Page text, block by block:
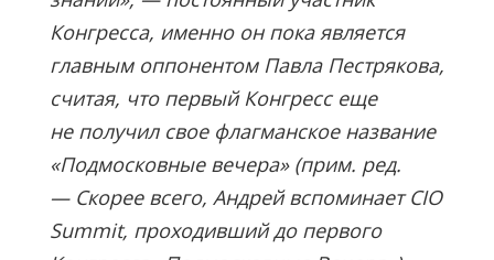
Конгресса, именно он пока является
главным оппонентом Павла Пестрякова,
считая, что первый Конгресс еще
не получил свое флагманское название
«Подмосковные вечера» (прим. ред.
— Скорее всего, Андрей вспоминает CIO
Summit, проходивший до первого